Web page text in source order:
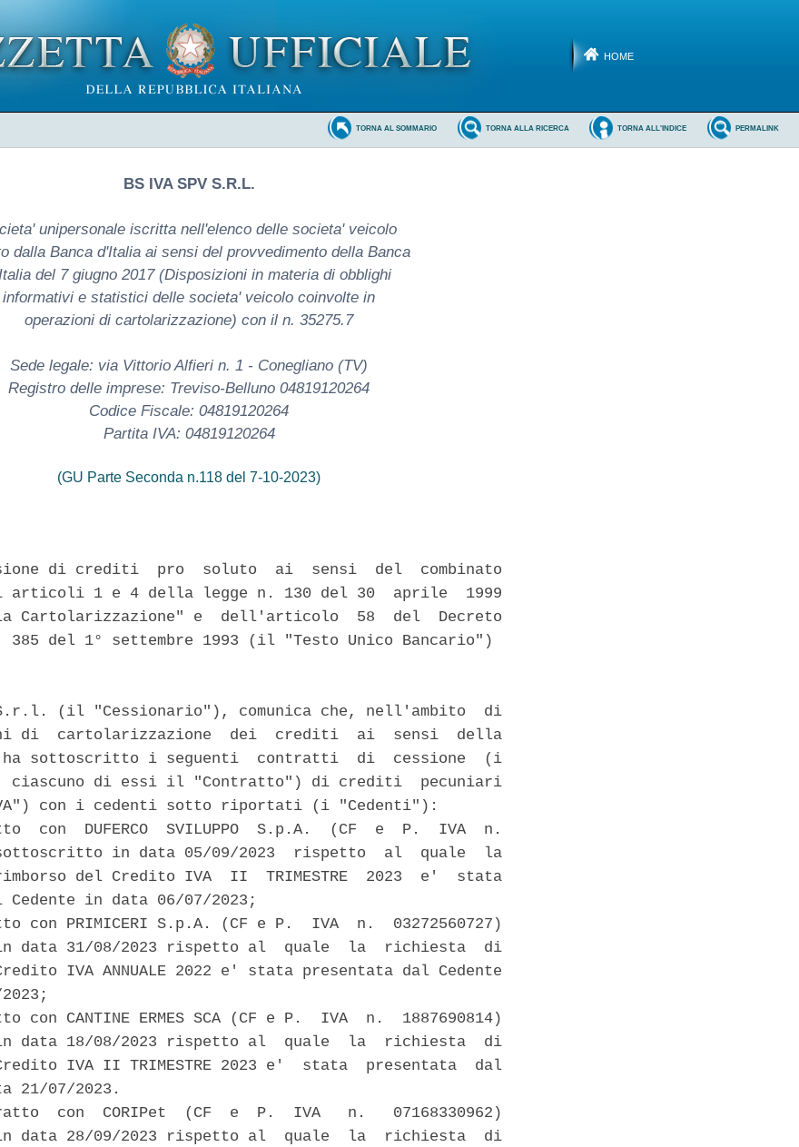
HOME
PERMALINK
TORNA ALL'INDICE
TORNA ALLA RICERCA
TORNA AL SOMMARIO
BS IVA SPV S.R.L.
unipersonale iscritta nell'elenco delle societa' veicolo
dalla Banca d'Italia ai sensi del provvedimento della Banca
del 7 giugno 2017 (Disposizioni in materia di obblighi
informativi e statistici delle societa' veicolo coinvolte in
operazioni di cartolarizzazione) con il n. 35275.7
Sede legale: via Vittorio Alfieri n. 1 - Conegliano (TV)
Registro delle imprese: Treviso-Belluno 04819120264
Codice Fiscale: 04819120264
Partita IVA: 04819120264
(GU Parte Seconda n.118 del 7-10-2023)
di crediti  pro  soluto  ai  sensi  del  combinato
articoli 1 e 4 della legge n. 130 del 30  aprile  1999
Cartolarizzazione" e  dell'articolo  58  del  Decreto
del 1° settembre 1993 (il "Testo Unico Bancario")
(il "Cessionario"), comunica che, nell'ambito  di
di  cartolarizzazione  dei  crediti  ai  sensi  della
ha sottoscritto i seguenti  contratti  di  cessione  (i
ciascuno di essi il "Contratto") di crediti  pecuniari
con i cedenti sotto riportati (i "Cedenti"):
con  DUFERCO  SVILUPPO  S.p.A.  (CF  e  P.  IVA  n.
sottoscritto in data 05/09/2023  rispetto  al  quale  la
del Credito IVA  II  TRIMESTRE  2023  e'  stata
Cedente in data 06/07/2023;
con PRIMICERI S.p.A. (CF e P.  IVA  n.  03272560727)
data 31/08/2023 rispetto al  quale  la  richiesta  di
IVA ANNUALE 2022 e' stata presentata dal Cedente
con CANTINE ERMES SCA (CF e P.  IVA  n.  1887690814)
data 18/08/2023 rispetto al  quale  la  richiesta  di
IVA II TRIMESTRE 2023 e'  stata  presentata  dal
21/07/2023.
con  CORIPet  (CF  e  P.  IVA   n.   07168330962)
data 28/09/2023 rispetto al  quale  la  richiesta  di